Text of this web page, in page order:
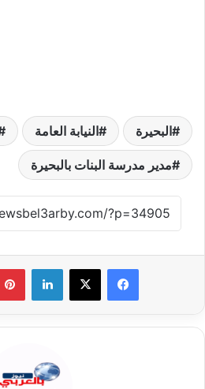
البحيرة النيابة العامة
مدير مدرسة البنات بالبحيرة
لينكدإن